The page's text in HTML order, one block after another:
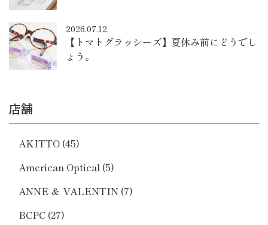
2026.07.12.
【トマトグラッシーズ】夏休み前にどうでし
ょう。
店舗
AKITTO (45)
American Optical (5)
ANNE ＆ VALENTIN (7)
BCPC (27)